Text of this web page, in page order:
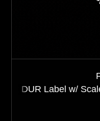
w/ Scale 9
Gesindel